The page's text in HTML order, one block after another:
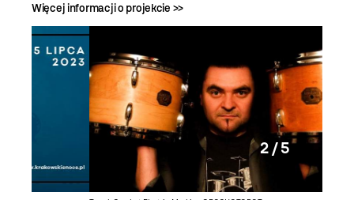
Więcej informacji o projekcie >>
2 / 5